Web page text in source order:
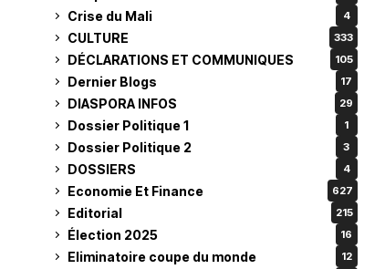
Crise du Mali 4
CULTURE 333
DÉCLARATIONS ET COMMUNIQUES 105
Dernier Blogs 17
DIASPORA INFOS 29
Dossier Politique 1 1
Dossier Politique 2 3
DOSSIERS 4
Economie Et Finance 627
Editorial 215
Élection 2025 16
Eliminatoire coupe du monde 12